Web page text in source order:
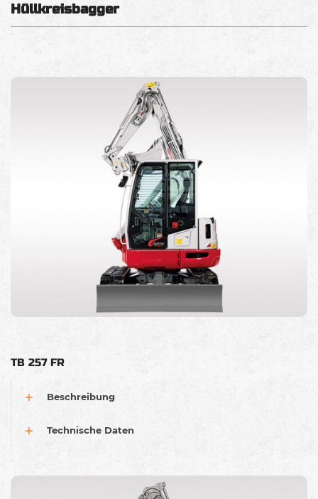
Hüllkreisbagger
TB 257 FR
Beschreibung
Technische Daten